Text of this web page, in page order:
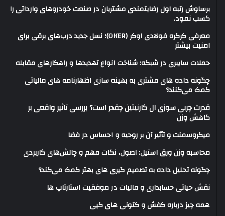
برساوش رتبه اول رضایتمندی مشتریان در صنعت خودروهای وارداتی را
کسب نمود.
معرفی کرکره فولادی اوکر (OKER)؛ نسل جدید درب‌های برقی برای
امنیت بیشتر
حملات سایبری در شبکه: شناخت انواع تهدیدها و راهکارهای مقابله
چگونه داده های مشتری به بهینه سازی اظهارنامه های مالیاتی
کمک می‌کنند؟
قدرت چربی سوزی ال کارنیتین چقدر است؟ بررسی تاثیر واقعی بر
کاهش وزن
میکروسمنت و تأثیر آن بر روحیه و احساس در فضا
محاسبه وزن ورق استیل: اصول، نکات مهم و چالش‌های کاربردی
چگونه تحلیل داده به تصمیم گیری های بهتر کمک می‌کند؟
نقش حیاتی حسابداری و مالیات در موفقیت استارتاپ ها
همه چیز درباره کفش و کتونی های کپی